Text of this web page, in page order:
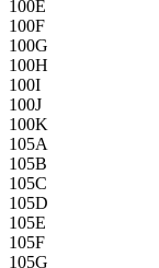
100E
100F
100G
100H
100I
100J
100K
105A
105B
105C
105D
105E
105F
105G